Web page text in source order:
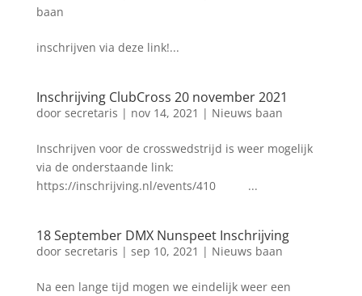
baan
inschrijven via deze link!...
Inschrijving ClubCross 20 november 2021
door secretaris | nov 14, 2021 | Nieuws baan
Inschrijven voor de crosswedstrijd is weer mogelijk
via de onderstaande link:
https://inschrijving.nl/events/410 ...
18 September DMX Nunspeet Inschrijving
door secretaris | sep 10, 2021 | Nieuws baan
Na een lange tijd mogen we eindelijk weer een